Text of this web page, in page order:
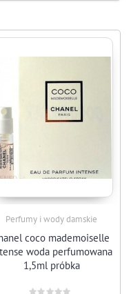
Perfumy i wody damskie
coco mademoiselle
woda perfumowana
1,5ml próbka